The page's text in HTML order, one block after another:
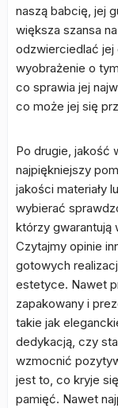
naszą babcię, jej
większa szansa
odzwierciedlać jej
wyobrażenie o
co sprawia jej
co może jej się
Po drugie, jakość
najpiękniejszy
jakości materiały
wybierać
którzy gwarantują
Czytajmy opinie
gotowych
estetyce. Nawet
zapakowany i
takie jak
dedykacją, czy
wzmocnić
jest to, co kryje
pamięć. Nawet